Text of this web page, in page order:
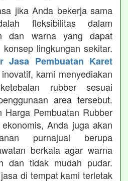
jika Anda bekerja sama
fleksibilitas dalam
dan warna yang dapat
lingkungan sekitar.
Jasa Pembuatan Karet
kami menyediakan
rubber sesuai
area tersebut.
Harga Pembuatan Rubber
Anda juga akan
purnajual berupa
berkala agar warna
dan tidak mudah pudar.
di tempat kami terletak